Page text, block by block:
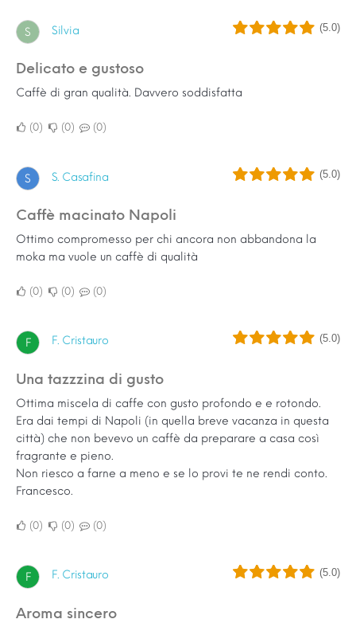
S Silvia (5.0)
Delicato e gustoso
Caffè di gran qualità. Davvero soddisfatta
0 0 0
S S. Casafina (5.0)
Caffè macinato Napoli
Ottimo compromesso per chi ancora non abbandona la
moka ma vuole un caffè di qualità
0 0 0
F F. Cristauro (5.0)
Una tazzzina di gusto
Ottima miscela di caffe con gusto profondo e e rotondo.
Era dai tempi di Napoli (in quella breve vacanza in questa
città) che non bevevo un caffè da preparare a casa così
fragrante e pieno.
Non riesco a farne a meno e se lo provi te ne rendi conto.
Francesco.
0 0 0
F F. Cristauro (5.0)
Aroma sincero